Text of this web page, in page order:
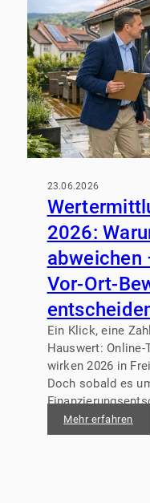
23.06.2026
2026:
abweichen
Vor-Ort-
Ein Klick, eine
Hauswert:
wirken 2026 in
Doch sobald es
oft spürbare
oben, häufig aber
Mehr erfahren